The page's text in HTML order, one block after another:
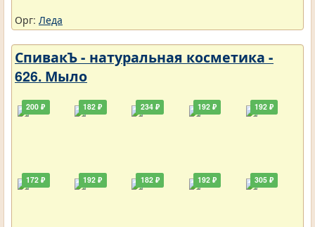
Орг: Леда
СпивакЪ - натуральная косметика -
626. Мыло
200 ₽
172 ₽
182 ₽
192 ₽
234 ₽
182 ₽
192 ₽
192 ₽
192 ₽
305 ₽